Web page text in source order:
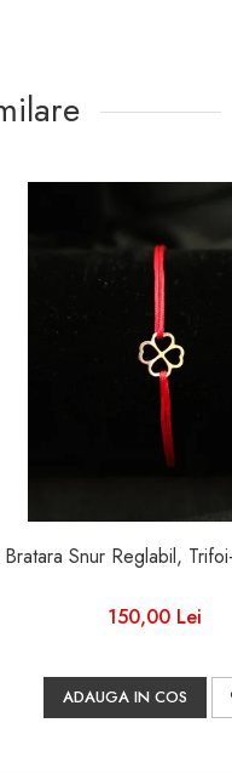
Bratara Snur Reglabil,
150,00 Lei
ADAUGA IN COS